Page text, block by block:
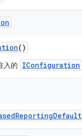
()
入的 IConfiguration
ReportingDefault